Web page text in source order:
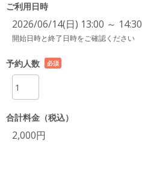
ご利用日時
2026/06/14(日) 13:00 ～ 14:30
開始日時と終了日時をご確認ください
予約人数
必須
合計料金（税込）
2,000円